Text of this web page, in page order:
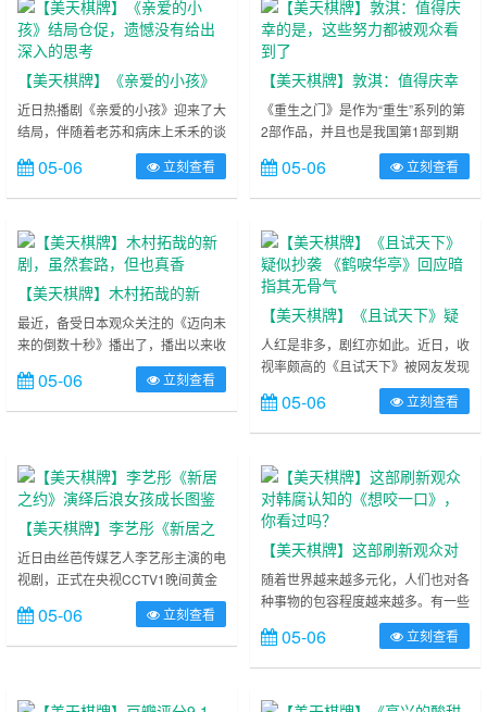
【美天棋牌】《亲爱的小孩》
结局仓促，遗憾没有给出深入
的思考
近日热播剧《亲爱的小孩》迎来了大
结局，伴随着老苏和病床上禾禾的谈
话，为这部充满低沉和沮丧的电视剧
画上了一个圆满的句号。 ……
05-06 立刻查看
【美天棋牌】敦淇：值得庆幸
的是，这些努力都被观众看到
了
《重生之门》是作为“重生”系列的第
2部作品，并且也是我国第1部到期
题材的悬疑剧。最近这部剧非常的火
热，深受广大观众朋友们的喜爱。这
部剧自从开播两日之内就已经获得了
么高。 ……
05-06 立刻查看
【美天棋牌】木村拓哉的新
剧，虽然套路，但也真香
最近，备受日本观众关注的《迈向未
来的倒数十秒》播出了，播出以来收
获了不小的反响。之所以获得如此高
的关注度，是因为这部剧中的演员每
一个都十分吸引人，主演包括木村拓
05-06 立刻查看
【美天棋牌】《且试天下》疑
似抄袭 《鹤唳华亭》回应暗指
其无骨气
人红是非多，剧红亦如此。近日，收
视率颇高的《且试天下》被网友发现
与《鹤唳华亭》的剧情颇为相似，于
是怀疑《且试天下》抄袭。在这件事
情被疯狂传播的同时，《鹤唳华亭》
剧中的一句经典台词“一切文艺，不
可为阴谋所用，一旦沾染，精神全
无，骨气全无”，疑似对被抄袭一事
做出回应。截止到发稿前，《且试天
下》倒是没有任何动静。 ……
05-06 立刻查看
【美天棋牌】李艺彤《新居之
约》演绎后浪女孩成长图鉴
近日由丝芭传媒艺人李艺彤主演的电
视剧，正式在央视CCTV1晚间黄金
档以及腾讯视频开播，在这部电视剧
当中，李艺彤饰演的是宋晓雨，为大
家呈现出后浪女孩的成长历程，这名
05-06 立刻查看
【美天棋牌】这部刷新观众对
韩腐认知的《想咬一口》，你
看过吗？
随着世界越来越多元化，人们也对各
种事物的包容程度越来越多。有一些
来自世界各地的腐剧，也受到了我们
中国很多观众朋友们的喜爱。众所周
知，韩国的腐剧其实并不是我们中国
05-06 立刻查看